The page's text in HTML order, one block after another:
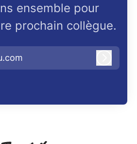
ensemble pour
prochain collègue.